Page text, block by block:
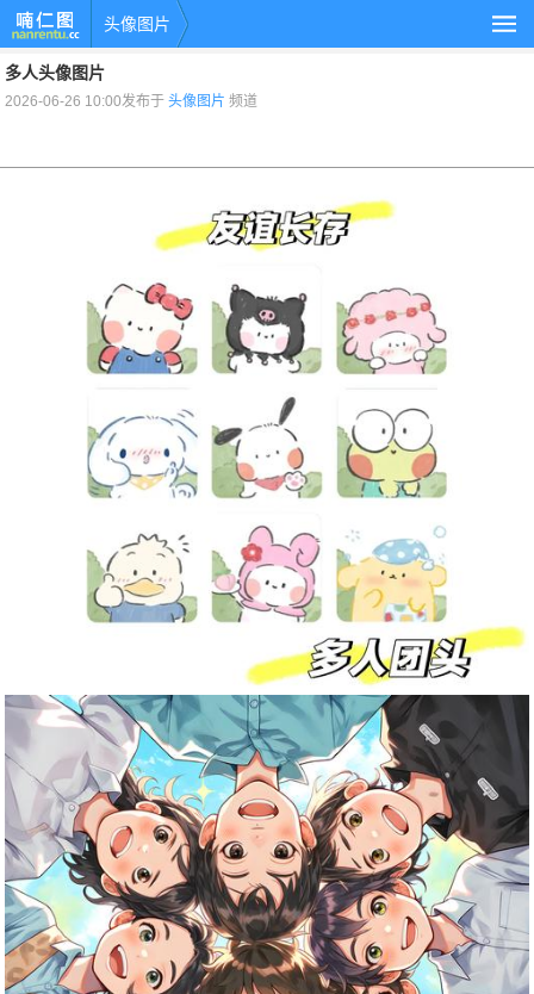
头像图片
多人头像图片
2026-06-26 10:00发布于头像图片 频道